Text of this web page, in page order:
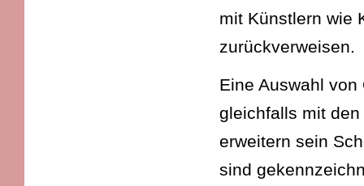
mit Künstlern wie
zurückverweisen.
Eine Auswahl
gleichfalls mit
erweitern sein
sind